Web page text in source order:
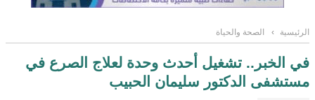
الرئيسية › الصحة والحياة
في الخبر.. تشغيل أحدث وحدة لعلاج الصرع في
مستشفى الدكتور سليمان الحبيب